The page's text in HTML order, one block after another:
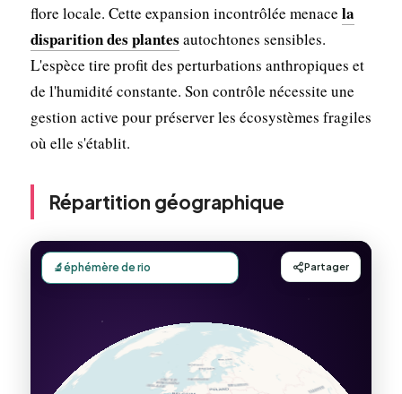
flore locale. Cette expansion incontrôlée menace la
disparition des plantes autochtones sensibles.
L'espèce tire profit des perturbations anthropiques et
de l'humidité constante. Son contrôle nécessite une
gestion active pour préserver les écosystèmes fragiles
où elle s'établit.
Répartition géographique